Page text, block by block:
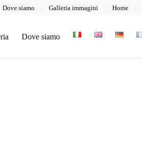
Dove siamo Galleria immagini Home
Dove siamo